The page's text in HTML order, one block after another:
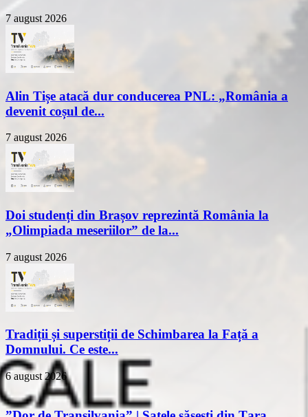
7 august 2026
Alin Tișe atacă dur conducerea PNL: „România a
devenit coșul de...
7 august 2026
Doi studenți din Brașov reprezintă România la
„Olimpiada meseriilor” de la...
7 august 2026
Tradiții și superstiții de Schimbarea la Față a
Domnului. Ce este...
6 august 2026